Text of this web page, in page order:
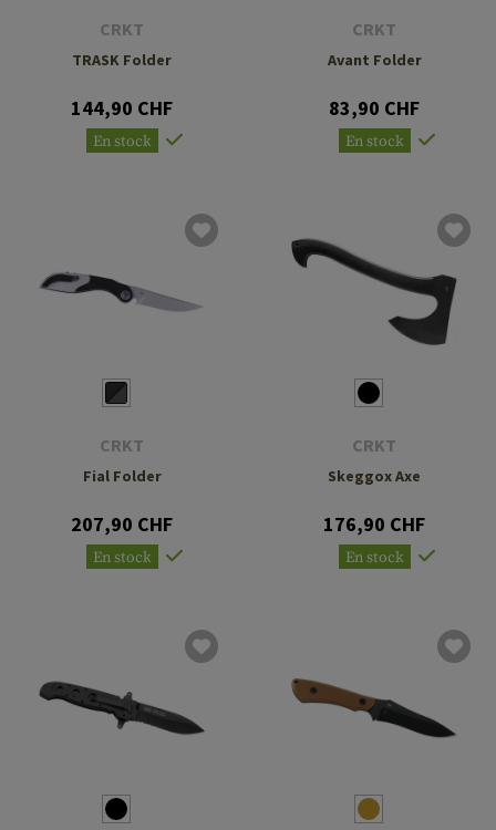
CRKT
TRASK Folder
144,90 CHF
En stock
CRKT
Avant Folder
83,90 CHF
En stock
CRKT
Fial Folder
207,90 CHF
En stock
CRKT
Skeggox Axe
176,90 CHF
En stock